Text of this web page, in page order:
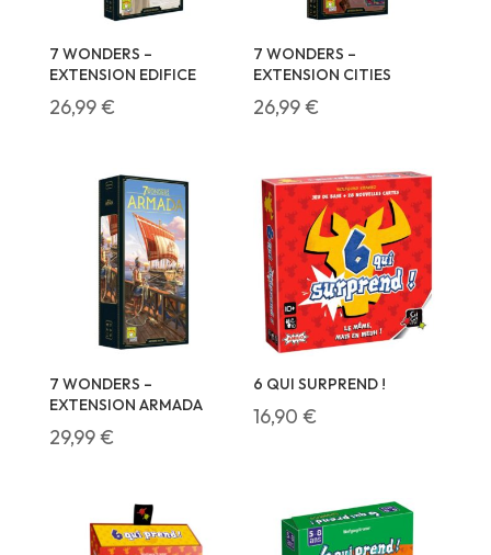
7 WONDERS –
EXTENSION EDIFICE
26,99€
7 WONDERS –
EXTENSION CITIES
26,99€
7 WONDERS –
EXTENSION ARMADA
29,99€
6 QUI SURPREND !
16,90€